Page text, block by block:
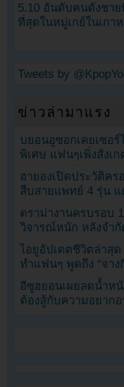
5.10 อันดับคนดังชา
ที่สุดในหมู่เกย์ในเกา
Tweets by
ข่าวล่ามาแรง
บยอนอูซอกเคยเซอร์
พิเศษ แฟนๆเพิ่งสังเ
ฮายองเปิดประวัติค
สืบสายแพทย์ 4 รุ่น แ
ดราม่างานครบรอบ
วิจารณ์หนัก หลังจำ
ไอยูอัปเดตชีวิตล่าสุ
ทำแฟนๆ พูดถึง “จาง
อีซูฮยอนเผยลดน้ำห
ต้องสู้กับความอยากอ